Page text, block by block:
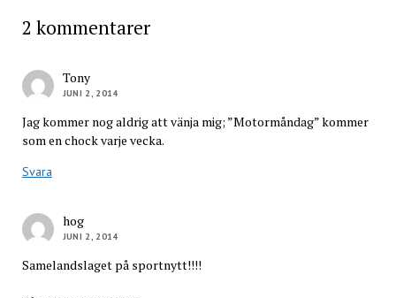
2 kommentarer
Tony
JUNI 2, 2014
Jag kommer nog aldrig att vänja mig; ”Motormåndag” kommer
som en chock varje vecka.
Svara
hog
JUNI 2, 2014
Samelandslaget på sportnytt!!!!